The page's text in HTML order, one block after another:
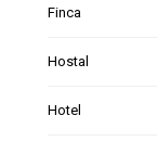
Finca
Hostal
Hotel